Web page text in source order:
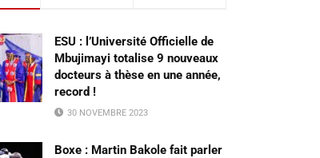
ESU : l’Université Officielle de
Mbujimayi totalise 9 nouveaux
docteurs à thèse en une année,
record !
30 NOVEMBRE 2023
Boxe : Martin Bakole fait parler